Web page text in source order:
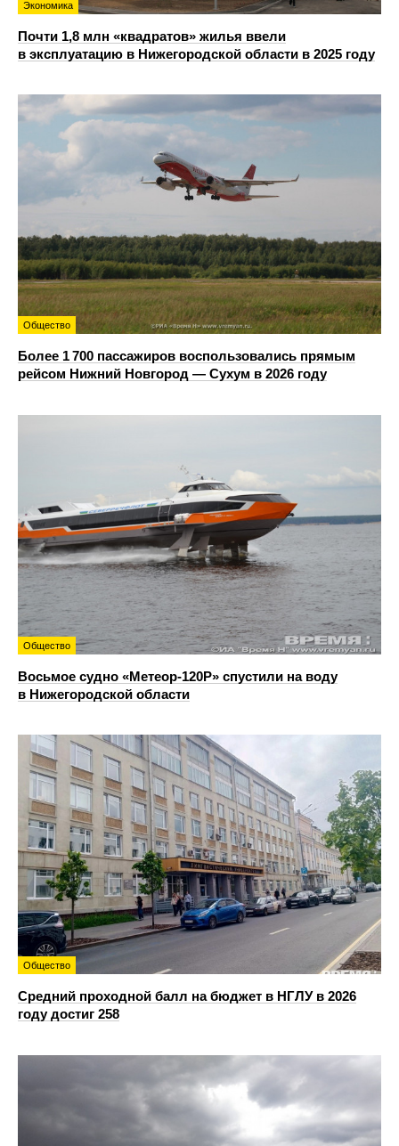
Экономика
Почти 1,8 млн «квадратов» жилья ввели
в эксплуатацию в Нижегородской области в 2025 году
Общество
Более 1 700 пассажиров воспользовались прямым
рейсом Нижний Новгород — Сухум в 2026 году
Общество
Восьмое судно «Метеор-120Р» спустили на воду
в Нижегородской области
Общество
Средний проходной балл на бюджет в НГЛУ в 2026
году достиг 258